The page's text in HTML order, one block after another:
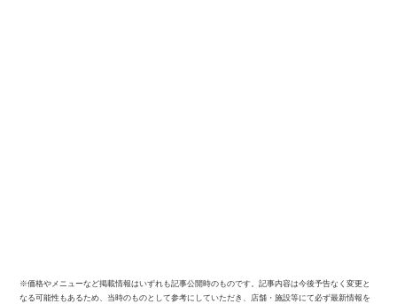
※価格やメニューなど掲載情報はいずれも記事公開時のものです。記事内容は今後予告なく変更と
なる可能性もあるため、当時のものとして参考にしていただき、店舗・施設等にて必ず最新情報を